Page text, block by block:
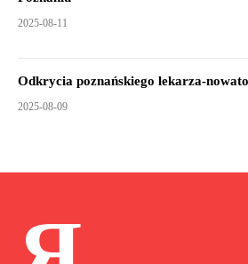
2025-08-11
Odkrycia poznańskiego lekarza-
2025-08-09